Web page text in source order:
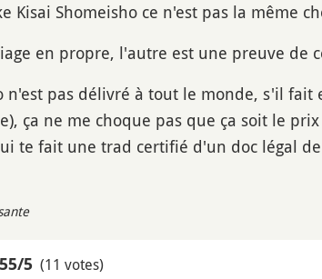
Kisai Shomeisho ce n'est pas la même
en propre, l'autre est une preuve de
n'est pas délivré à tout le monde, s'il fait
ça ne me choque pas que ça soit le
te fait une trad certifié d'un doc légal
/5 (11 votes)